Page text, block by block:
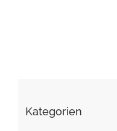
Kategorien